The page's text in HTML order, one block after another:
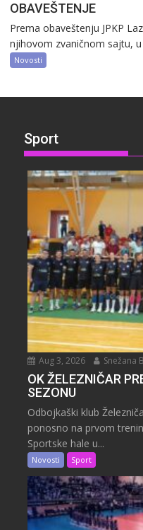
OBAVEŠTENJE
Prema obaveštenju JPKP
njihovom zvaničnom sajtu,
Novosti
Sport
Aug 3, 2026 Snežana
OK ŽELEZNIČAR
SEZONU
Odbojkaški klub
ponosno na prvom
Sportske hale u...
Novosti Sport